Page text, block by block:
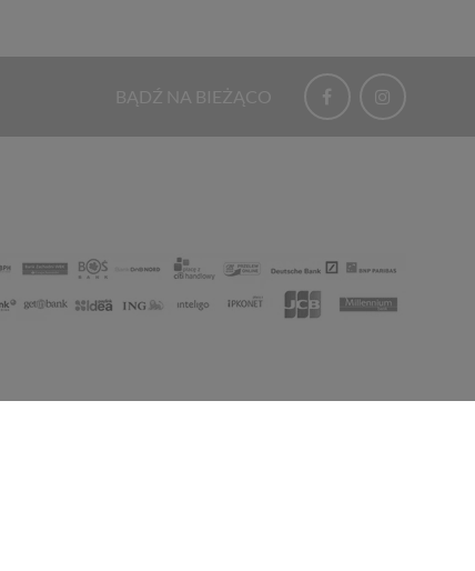
BĄDŹ NA BIEŻĄCO